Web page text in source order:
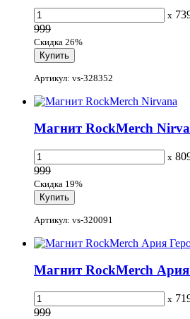
x
999
Скидка 26%
Артикул: vs-328352
Магнит RockMerch
x
999
Скидка 19%
Артикул: vs-320091
Магнит RockMerch Ария
x
999